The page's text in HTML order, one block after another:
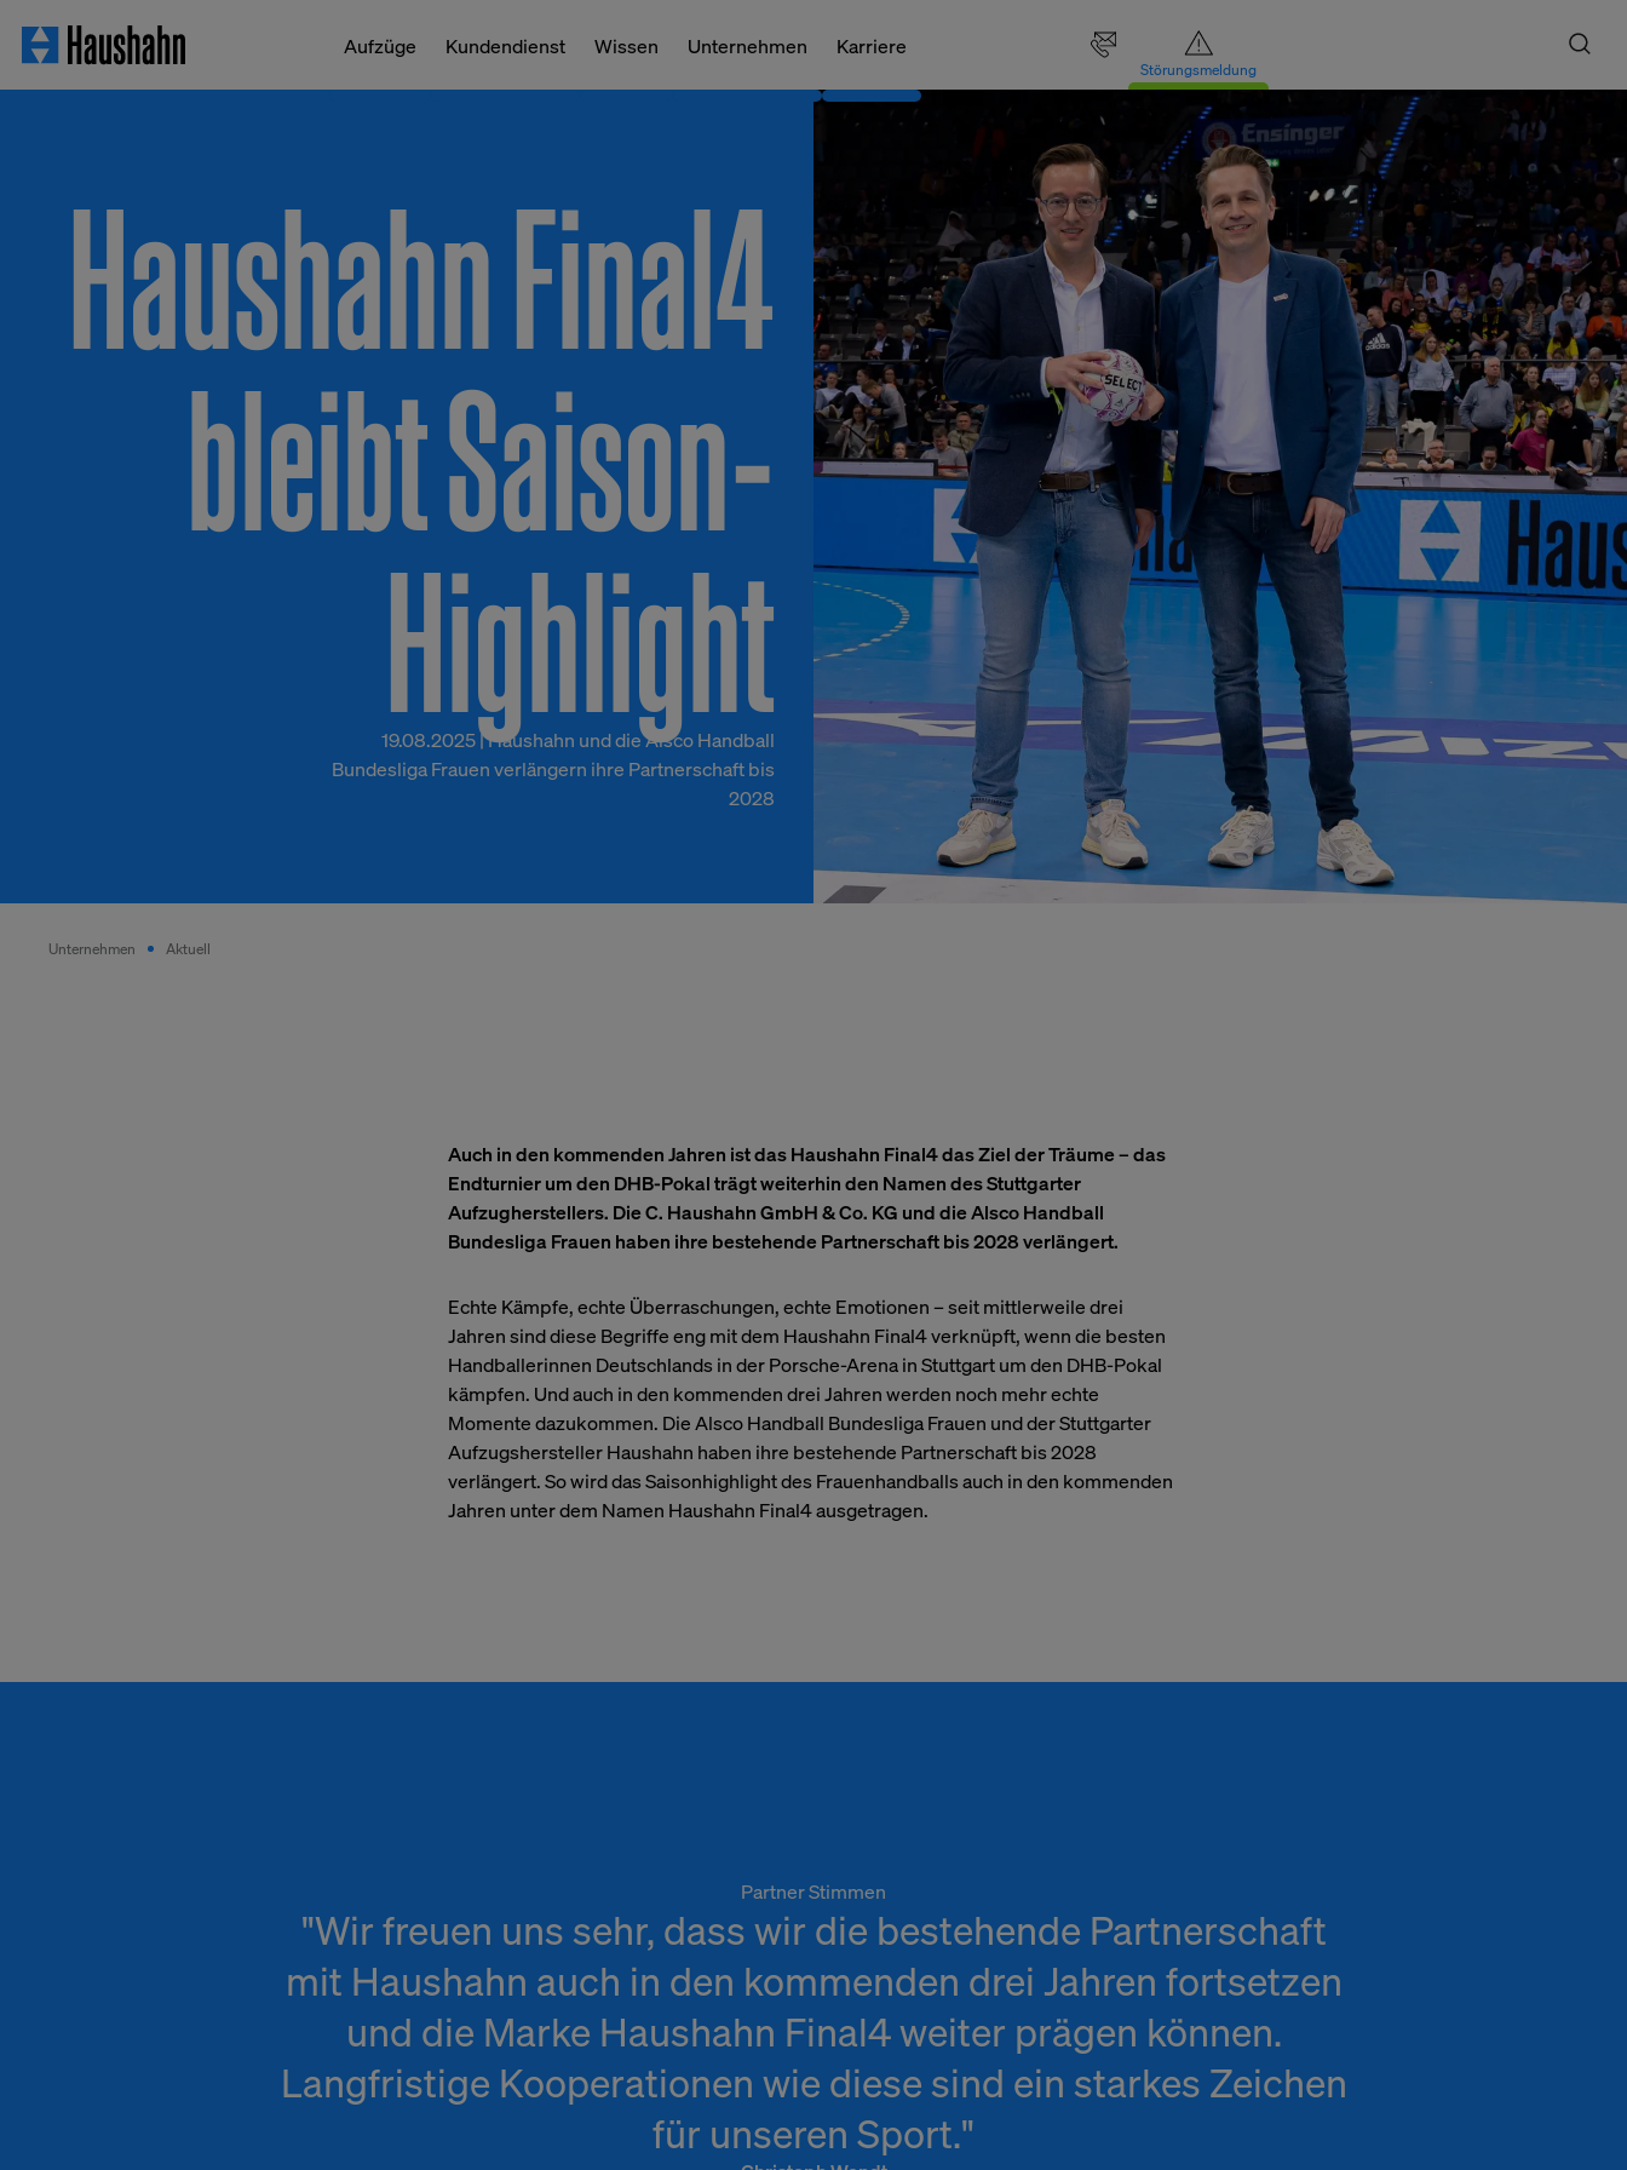
Aufzüge Kundendienst Wissen Unternehmen Karriere
Haushahn Final4
bleibt Saison-
Highlight
19.08.2025 | Haushahn und die Alsco Handball
Bundesliga Frauen verlängern ihre Partnerschaft bis
2028
Unternehmen Aktuell
Auch in den kommenden Jahren ist das Haushahn Final4 das Ziel der Träume – das
Endturnier um den DHB-Pokal trägt weiterhin den Namen des Stuttgarter
Aufzugherstellers. Die C. Haushahn GmbH & Co. KG und die Alsco Handball
Bundesliga Frauen haben ihre bestehende Partnerschaft bis 2028 verlängert.
Echte Kämpfe, echte Überraschungen, echte Emotionen – seit mittlerweile drei
Jahren sind diese Begriffe eng mit dem Haushahn Final4 verknüpft, wenn die besten
Handballerinnen Deutschlands in der Porsche-Arena in Stuttgart um den DHB-Pokal
kämpfen. Und auch in den kommenden drei Jahren werden noch mehr echte
Momente dazukommen. Die Alsco Handball Bundesliga Frauen und der Stuttgarter
Aufzugshersteller Haushahn haben ihre bestehende Partnerschaft bis 2028
verlängert. So wird das Saisonhighlight des Frauenhandballs auch in den kommenden
Jahren unter dem Namen Haushahn Final4 ausgetragen.
Partner Stimmen
"Wir freuen uns sehr, dass wir die bestehende Partnerschaft
mit Haushahn auch in den kommenden drei Jahren fortsetzen
und die Marke Haushahn Final4 weiter prägen können.
Langfristige Kooperationen wie diese sind ein starkes Zeichen
für unseren Sport."